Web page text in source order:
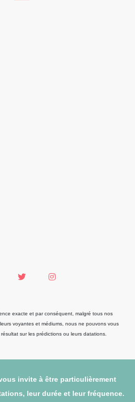
exacte et par conséquent, malgré tous nos
voyantes et médiums, nous ne pouvons vous
sur les prédictions ou leurs datations.
vous invite à être particulièrement
leur durée et leur fréquence.